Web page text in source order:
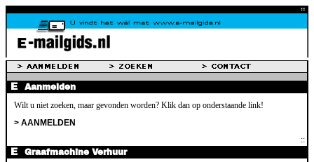
Aanmelden
Wilt u niet zoeken, maar gevonden worden? Klik dan op onderstaande link!
> AANMELDEN
Graafmachine Verhuur